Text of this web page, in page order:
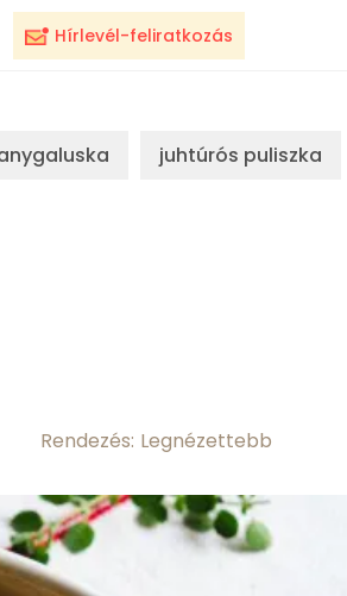
Hírlevél-feliratkozás
juhtúrós puliszka
Rendezés: